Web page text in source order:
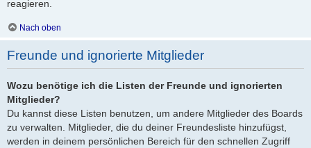
reagieren.
Nach oben
Freunde und ignorierte Mitglieder
Wozu benötige ich die Listen der Freunde und ignorierten
Mitglieder?
Du kannst diese Listen benutzen, um andere Mitglieder des Boards
zu verwalten. Mitglieder, die du deiner Freundesliste hinzufügst,
werden in deinem persönlichen Bereich für den schnellen Zugriff